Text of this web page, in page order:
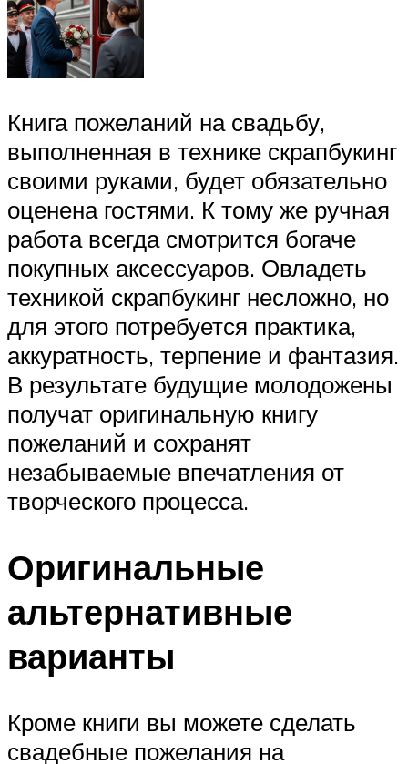
Книга пожеланий на свадьбу,
выполненная в технике скрапбукинг
своими руками, будет обязательно
оценена гостями. К тому же ручная
работа всегда смотрится богаче
покупных аксессуаров. Овладеть
техникой скрапбукинг несложно, но
для этого потребуется практика,
аккуратность, терпение и фантазия.
В результате будущие молодожены
получат оригинальную книгу
пожеланий и сохранят
незабываемые впечатления от
творческого процесса.
Оригинальные
альтернативные
варианты
Кроме книги вы можете сделать
свадебные пожелания на